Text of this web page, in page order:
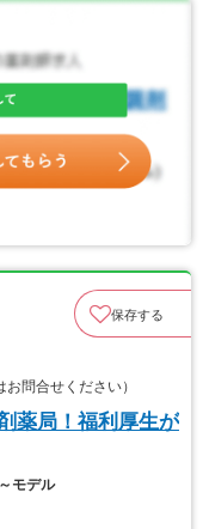
保存する
問合せください）
薬局！福利厚生が
モデル